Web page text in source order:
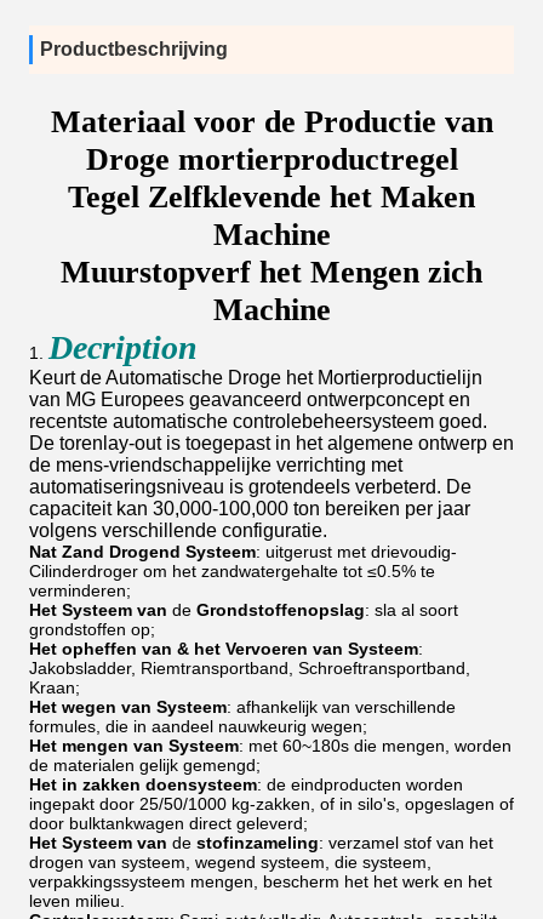
Productbeschrijving
Materiaal voor de Productie van
Droge mortierproductregel
Tegel Zelfklevende het Maken
Machine
Muurstopverf het Mengen zich
Machine
1. Decription
Keurt de Automatische Droge het Mortierproductielijn
van MG Europees geavanceerd ontwerpconcept en
recentste automatische controlebeheersysteem goed.
De torenlay-out is toegepast in het algemene ontwerp en
de mens-vriendschappelijke verrichting met
automatiseringsniveau is grotendeels verbeterd. De
capaciteit kan 30,000-100,000 ton bereiken per jaar
volgens verschillende configuratie.
Nat Zand Drogend Systeem: uitgerust met drievoudig-
Cilinderdroger om het zandwatergehalte tot ≤0.5% te
verminderen;
Het Systeem van de Grondstoffenopslag: sla al soort
grondstoffen op;
Het opheffen van & het Vervoeren van Systeem:
Jakobsladder, Riemtransportband, Schroeftransportband,
Kraan;
Het wegen van Systeem: afhankelijk van verschillende
formules, die in aandeel nauwkeurig wegen;
Het mengen van Systeem: met 60~180s die mengen, worden
de materialen gelijk gemengd;
Het in zakken doensysteem: de eindproducten worden
ingepakt door 25/50/1000 kg-zakken, of in silo's, opgeslagen of
door bulktankwagen direct geleverd;
Het Systeem van de stofinzameling: verzamel stof van het
drogen van systeem, wegend systeem, die systeem,
verpakkingssysteem mengen, bescherm het het werk en het
leven milieu.